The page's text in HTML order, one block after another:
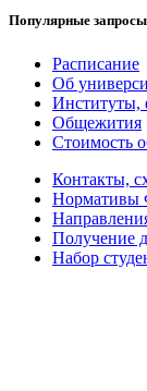
Популярные запросы
Расписание
Об
Институты,
Общежития
Стоимость
Контакты,
Получение
Набор